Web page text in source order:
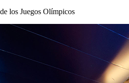
los Juegos Olímpicos